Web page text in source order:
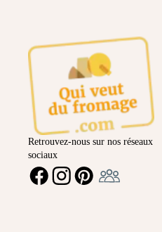
Retrouvez-nous sur nos réseaux
sociaux
FACEBOOKINSTAGRAMPINTEREST